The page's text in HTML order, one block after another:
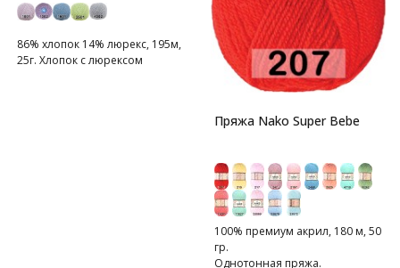
86% хлопок 14% люрекс, 195м,
25г. Хлопок с люрексом
Пряжа Nako Super Bebe
100% премиум акрил, 180 м, 50
гр.
Однотонная пряжа.